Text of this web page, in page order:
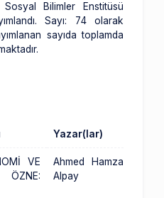
Bilimler Enstitüsü
Sayı: 74 olarak
sayıda toplamda
Yazar(lar)
VE
Ahmed Hamza
Alpay